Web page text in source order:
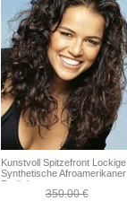
Kunstvoll Spitzefront Lockige
Synthetische Afroamerikaner
Perücke
350.00 €